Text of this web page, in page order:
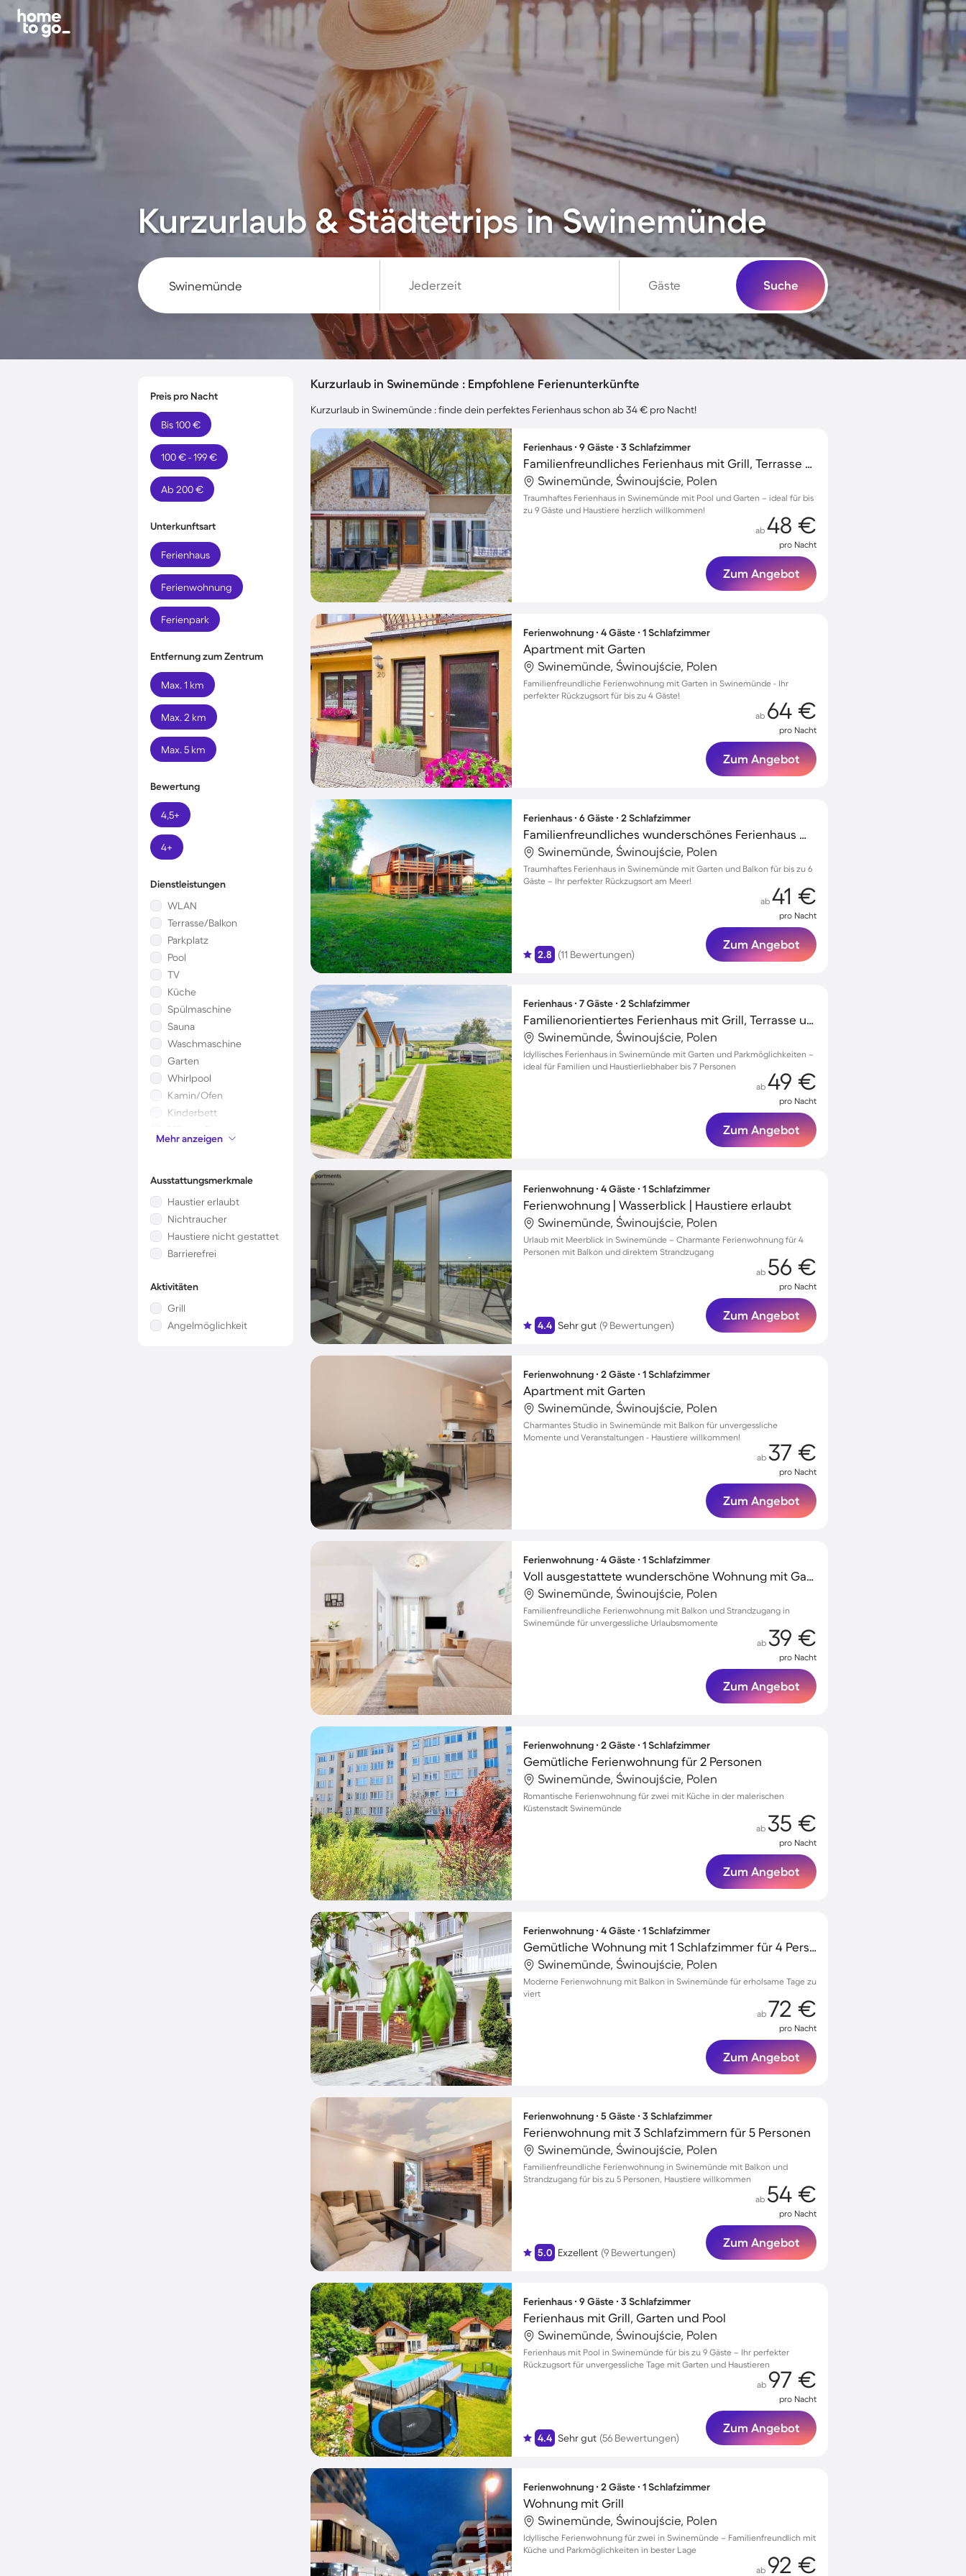
Kurzurlaub & Städtetrips in Swinemünde
Jederzeit Gäste Suche
Preis pro Nacht
Bis 100 €
100 € - 199 €
Ab 200 €
Unterkunftsart
Ferienhaus
Ferienwohnung
Ferienpark
Entfernung zum Zentrum
Max. 1 km
Max. 2 km
Max. 5 km
Bewertung
4,5+
4+
Dienstleistungen
WLAN
Terrasse/Balkon
Parkplatz
Pool
TV
Küche
Spülmaschine
Sauna
Waschmaschine
Garten
Whirlpool
Kamin/Ofen
Kinderbett
Mikrowelle
Klimaanlage
Mehr anzeigen
Ausstattungsmerkmale
Haustier erlaubt
Nichtraucher
Haustiere nicht gestattet
Barrierefrei
Aktivitäten
Grill
Angelmöglichkeit
Kurzurlaub in Swinemünde : Empfohlene Ferienunterkünfte
Kurzurlaub in Swinemünde : finde dein perfektes Ferienhaus schon ab 34 € pro Nacht!
Ferienhaus ∙ 9 Gäste ∙ 3 Schlafzimmer
Familienfreundliches Ferienhaus mit Grill, Terrasse und Pool | Haustiere erlaubt
Swinemünde, Świnoujście, Polen
Traumhaftes Ferienhaus in Swinemünde mit Pool und Garten – ideal für bis
zu 9 Gäste und Haustiere herzlich willkommen!
ab 48 €
pro Nacht
Zum Angebot
Ferienwohnung ∙ 4 Gäste ∙ 1 Schlafzimmer
Apartment mit Garten
Swinemünde, Świnoujście, Polen
Familienfreundliche Ferienwohnung mit Garten in Swinemünde - Ihr
perfekter Rückzugsort für bis zu 4 Gäste!
ab 64 €
pro Nacht
Zum Angebot
Ferienhaus ∙ 6 Gäste ∙ 2 Schlafzimmer
Familienfreundliches wunderschönes Ferienhaus mit Terrasse, Grill und Garten | Haustiere sind willkommen
Swinemünde, Świnoujście, Polen
Traumhaftes Ferienhaus in Swinemünde mit Garten und Balkon für bis zu 6
Gäste – Ihr perfekter Rückzugsort am Meer!
2.8 (11 Bewertungen)
ab 41 €
pro Nacht
Zum Angebot
Ferienhaus ∙ 7 Gäste ∙ 2 Schlafzimmer
Familienorientiertes Ferienhaus mit Grill, Terrasse und Garten | Hunde erlaubt
Swinemünde, Świnoujście, Polen
Idyllisches Ferienhaus in Swinemünde mit Garten und Parkmöglichkeiten –
ideal für Familien und Haustierliebhaber bis 7 Personen
ab 49 €
pro Nacht
Zum Angebot
Ferienwohnung ∙ 4 Gäste ∙ 1 Schlafzimmer
Ferienwohnung | Wasserblick | Haustiere erlaubt
Swinemünde, Świnoujście, Polen
Urlaub mit Meerblick in Swinemünde – Charmante Ferienwohnung für 4
Personen mit Balkon und direktem Strandzugang
4.4 Sehr gut (9 Bewertungen)
ab 56 €
pro Nacht
Zum Angebot
Ferienwohnung ∙ 2 Gäste ∙ 1 Schlafzimmer
Apartment mit Garten
Swinemünde, Świnoujście, Polen
Charmantes Studio in Swinemünde mit Balkon für unvergessliche
Momente und Veranstaltungen - Haustiere willkommen!
ab 37 €
pro Nacht
Zum Angebot
Ferienwohnung ∙ 4 Gäste ∙ 1 Schlafzimmer
Voll ausgestattete wunderschöne Wohnung mit Garten | Ideal für Homeoffice
Swinemünde, Świnoujście, Polen
Familienfreundliche Ferienwohnung mit Balkon und Strandzugang in
Swinemünde für unvergessliche Urlaubsmomente
ab 39 €
pro Nacht
Zum Angebot
Ferienwohnung ∙ 2 Gäste ∙ 1 Schlafzimmer
Gemütliche Ferienwohnung für 2 Personen
Swinemünde, Świnoujście, Polen
Romantische Ferienwohnung für zwei mit Küche in der malerischen
Küstenstadt Swinemünde
ab 35 €
pro Nacht
Zum Angebot
Ferienwohnung ∙ 4 Gäste ∙ 1 Schlafzimmer
Gemütliche Wohnung mit 1 Schlafzimmer für 4 Personen
Swinemünde, Świnoujście, Polen
Moderne Ferienwohnung mit Balkon in Swinemünde für erholsame Tage zu
viert
ab 72 €
pro Nacht
Zum Angebot
Ferienwohnung ∙ 5 Gäste ∙ 3 Schlafzimmer
Ferienwohnung mit 3 Schlafzimmern für 5 Personen
Swinemünde, Świnoujście, Polen
Familienfreundliche Ferienwohnung in Swinemünde mit Balkon und
Strandzugang für bis zu 5 Personen, Haustiere willkommen
5.0 Exzellent (9 Bewertungen)
ab 54 €
pro Nacht
Zum Angebot
Ferienhaus ∙ 9 Gäste ∙ 3 Schlafzimmer
Ferienhaus mit Grill, Garten und Pool
Swinemünde, Świnoujście, Polen
Ferienhaus mit Pool in Swinemünde für bis zu 9 Gäste – Ihr perfekter
Rückzugsort für unvergessliche Tage mit Garten und Haustieren
4.4 Sehr gut (56 Bewertungen)
ab 97 €
pro Nacht
Zum Angebot
Ferienwohnung ∙ 2 Gäste ∙ 1 Schlafzimmer
Wohnung mit Grill
Swinemünde, Świnoujście, Polen
Idyllische Ferienwohnung für zwei in Swinemünde – Familienfreundlich mit
Küche und Parkmöglichkeiten in bester Lage
ab 92 €